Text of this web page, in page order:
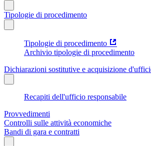
Tipologie di procedimento
Tipologie di procedimento
Archivio tipologie di procedimento
Dichiarazioni sostitutive e acquisizione
Recapiti dell'ufficio responsabile
Provvedimenti
Controlli sulle attività economiche
Bandi di gara e contratti